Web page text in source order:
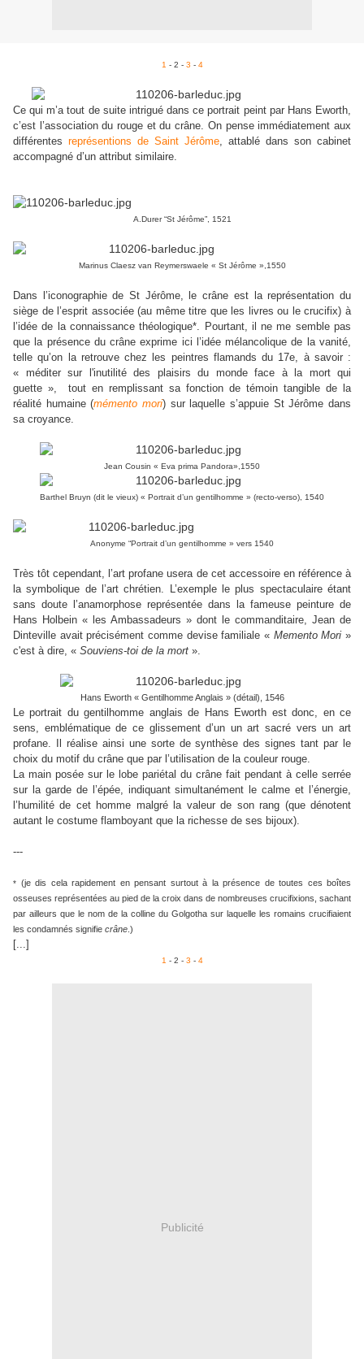
1 - 2 - 3 - 4
Ce qui m’a tout de suite intrigué dans ce portrait peint par Hans Eworth,
c’est l’association du rouge et du crâne. On pense immédiatement aux
différentes représentions de Saint Jérôme, attablé dans son cabinet
accompagné d’un attribut similaire.
A.Durer “St Jérôme”, 1521
Marinus Claesz van Reymerswaele « St Jérôme »,1550
Dans l’iconographie de St Jérôme, le crâne est la représentation du
siège de l’esprit associée (au même titre que les livres ou le crucifix) à
l’idée de la connaissance théologique*. Pourtant, il ne me semble pas
que la présence du crâne exprime ici l’idée mélancolique de la vanité,
telle qu’on la retrouve chez les peintres flamands du 17e, à savoir :
« méditer sur l'inutilité des plaisirs du monde face à la mort qui
guette »,
tout en remplissant sa fonction de témoin tangible de la
réalité humaine (mémento mori) sur laquelle s’appuie St Jérôme dans
sa croyance.
Jean Cousin « Eva prima Pandora»,1550
Barthel Bruyn (dit le vieux) « Portrait d’un gentilhomme » (recto-verso), 1540
Anonyme “Portrait d’un gentilhomme » vers 1540
Très tôt cependant, l’art profane usera de cet accessoire en référence à
la symbolique de l’art chrétien. L’exemple le plus spectaculaire étant
sans doute l’anamorphose représentée dans la fameuse peinture de
Hans Holbein « les Ambassadeurs » dont le commanditaire, Jean de
Dinteville avait précisément comme devise familiale « Memento Mori »
c'est à dire, « Souviens-toi de la mort ».
Hans Eworth « Gentilhomme Anglais » (détail), 1546
Le portrait du gentilhomme anglais de Hans Eworth est donc, en ce
sens, emblématique de ce glissement d’un un art sacré vers un art
profane. Il réalise ainsi une sorte de synthèse des signes tant par le
choix du motif du crâne que par l’utilisation de la couleur rouge.
La main posée sur le lobe pariétal du crâne fait pendant à celle serrée
sur la garde de l’épée, indiquant simultanément le calme et l’énergie,
l’humilité de cet homme malgré la valeur de son rang (que dénotent
autant le costume flamboyant que la richesse de ses bijoux).
---
* (je dis cela rapidement en pensant surtout à la présence de toutes ces boîtes
osseuses représentées au pied de la croix dans de nombreuses crucifixions, sachant
par ailleurs que le nom de la colline du Golgotha sur laquelle les romains crucifiaient
les condamnés signifie crâne .)
[...]
1 - 2 - 3 - 4
Publicité